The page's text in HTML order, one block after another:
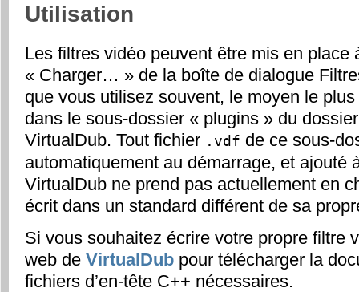
Utilisation
Les filtres vidéo peuvent être mis en place
« Charger… » de la boîte de dialogue
que vous utilisez souvent, le moyen le
dans le sous-dossier « plugins » du
VirtualDub. Tout fichier .vdf de ce sous-
automatiquement au démarrage, et ajouté
VirtualDub ne prend pas actuellement en
écrit dans un standard différent de sa
Si vous souhaitez écrire votre propre filtre
web de VirtualDub pour télécharger la
fichiers d’en-tête C++ nécessaires.